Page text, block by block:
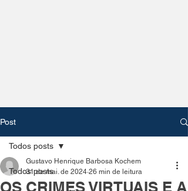
Post
Todos posts
Todos posts
OS CRIMES VIRTUAIS E A
Gustavo Henrique Barbosa Kochem
31 de mai. de 2024 26 min de leitura